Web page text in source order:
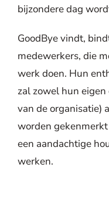
bijzondere dag
GoodBye vindt,
medewerkers, die
werk doen. Hun
zal zowel hun eigen
van de organisatie)
worden
een aandachtige
werken.